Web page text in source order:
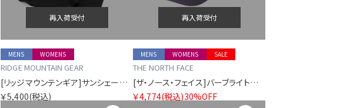
再入荷受付
MENS WOMENS
RIDGE MOUNTAIN GEAR
[リッジマウンテンギア]サンシェード 2026
￥5,400(税込)
再入荷受付
SALE
MENS WOMENS
THE NORTH FACE
[ザ・ノース・フェイス]バーブライトキャップ
￥4,774(税込)30%OFF